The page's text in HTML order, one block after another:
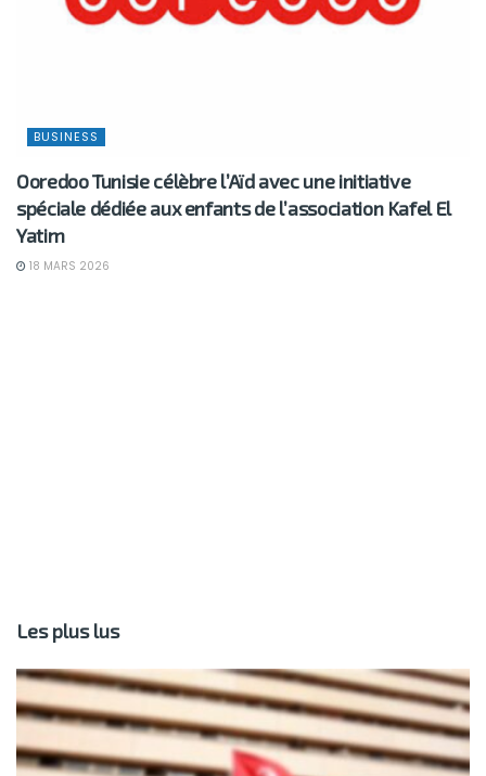
BUSINESS
Ooredoo Tunisie célèbre l’Aïd avec une initiative
spéciale dédiée aux enfants de l’association Kafel El
Yatim
18 MARS 2026
Les plus lus